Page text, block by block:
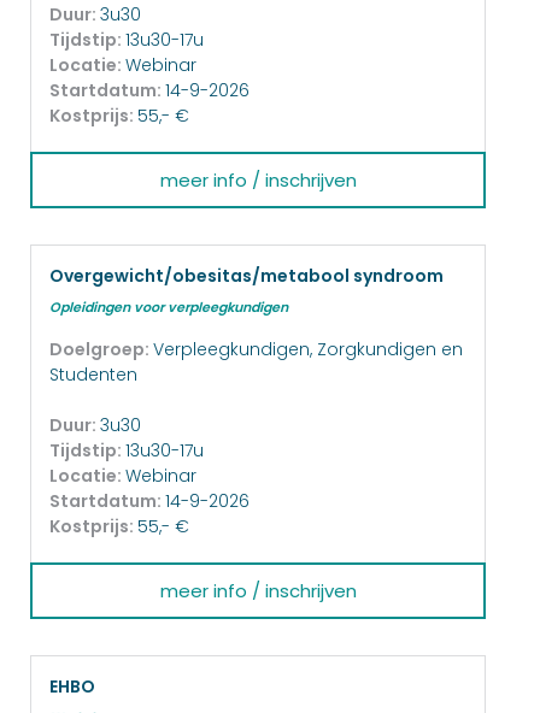
Duur: 3u30
Tijdstip: 13u30-17u
Locatie: Webinar
Startdatum: 14-9-2026
Kostprijs: 55,- €
meer info / inschrijven
Overgewicht/obesitas/metabool syndroom
Opleidingen voor verpleegkundigen
Doelgroep: Verpleegkundigen, Zorgkundigen en
Studenten
Duur: 3u30
Tijdstip: 13u30-17u
Locatie: Webinar
Startdatum: 14-9-2026
Kostprijs: 55,- €
meer info / inschrijven
EHBO